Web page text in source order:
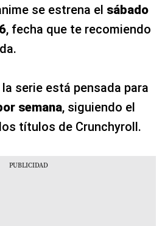
se estrena el sábado
, fecha que te recomiendo
serie está pensada para
semana, siguiendo el
títulos de Crunchyroll.